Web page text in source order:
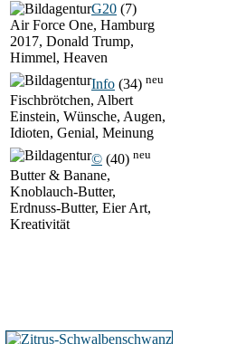
G20 (7)
Air Force One, Hamburg
2017, Donald Trump,
Himmel, Heaven
Info (34) neu
Fischbrötchen, Albert
Einstein, Wünsche, Augen,
Idioten, Genial, Meinung
© (40) neu
Butter & Banane,
Knoblauch-Butter,
Erdnuss-Butter, Eier Art,
Kreativität